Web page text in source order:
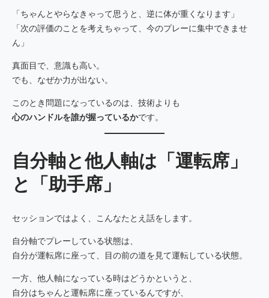
「ちゃんとやらなきゃって思うと、逆に体が重くなります」
「次の評価のことを考えちゃって、今のプレーに集中できませ
ん」
真面目で、意識も高い。
でも、なぜか力が出ない。
このとき問題になっているのは、技術よりも
心のハンドルを誰が握っているかです。
自分軸と他人軸は「運転席」
と「助手席」
セッションではよく、こんなたとえ話をします。
自分軸でプレーしている状態は、
自分が運転席に座って、目の前の道を見て運転している状態。
一方、他人軸になっている時はどうかというと、
自分はちゃんと運転席に座っているんですが、